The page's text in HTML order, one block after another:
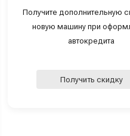
Получите дополнительную
новую машину при
автокредита
Получить скидку